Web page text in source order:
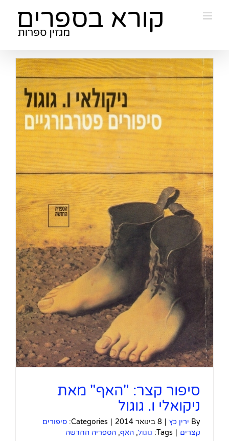
סיפור קצר: "האף" מאת
ניקואלי ו. גוגול
By ירין כץ | 8 בינואר 2014 |
Categories: סיפורים
קצרים |
Tags: גוגול, האף, הספריה החדשה